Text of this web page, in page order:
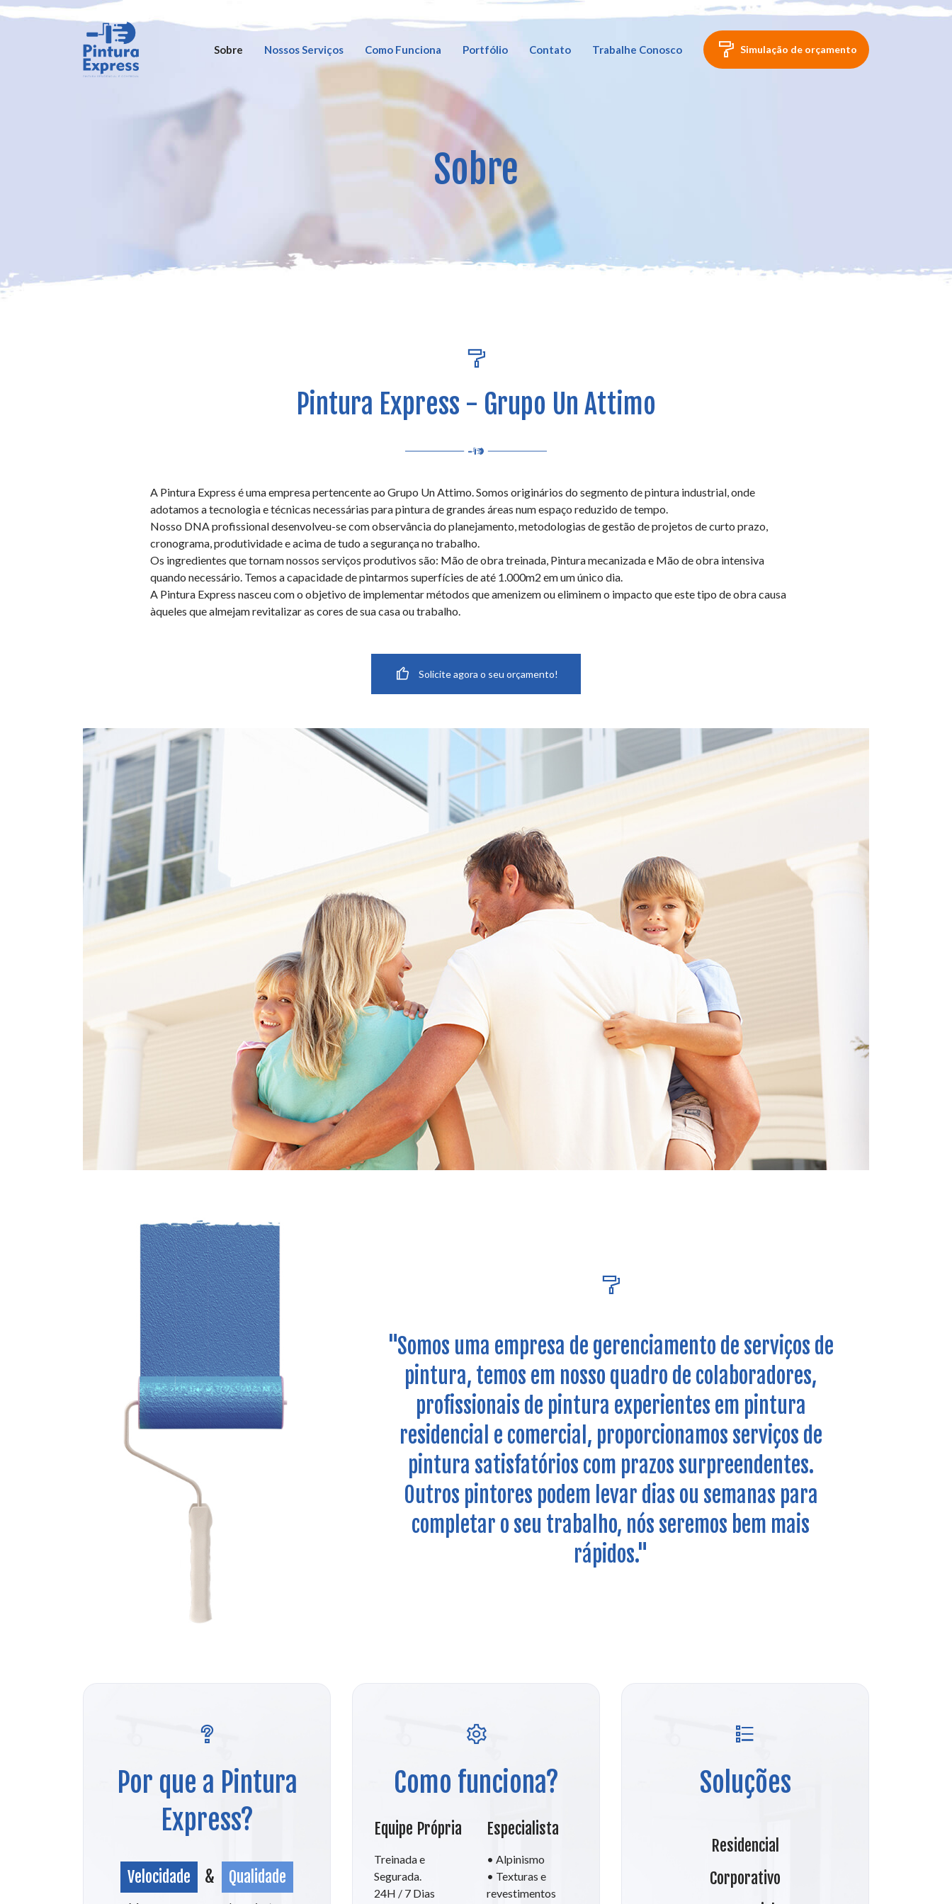
Sobre Nossos Serviços Como Funciona Portfólio Contato Trabalhe Conosco Simulação de orçamento
Sobre
Pintura Express - Grupo Un Attimo
A Pintura Express é uma empresa pertencente ao Grupo Un Attimo. Somos originários do segmento de pintura industrial, onde
adotamos a tecnologia e técnicas necessárias para pintura de grandes áreas num espaço reduzido de tempo.
Nosso DNA profissional desenvolveu-se com observância do planejamento, metodologias de gestão de projetos de curto prazo,
cronograma, produtividade e acima de tudo a segurança no trabalho.
Os ingredientes que tornam nossos serviços produtivos são: Mão de obra treinada, Pintura mecanizada e Mão de obra intensiva
quando necessário. Temos a capacidade de pintarmos superfícies de até 1.000m2 em um único dia.
A Pintura Express nasceu com o objetivo de implementar métodos que amenizem ou eliminem o impacto que este tipo de obra causa
àqueles que almejam revitalizar as cores de sua casa ou trabalho.
Solicite agora o seu orçamento!
"Somos uma empresa de gerenciamento de serviços de
pintura, temos em nosso quadro de colaboradores,
profissionais de pintura experientes em pintura
residencial e comercial, proporcionamos serviços de
pintura satisfatórios com prazos surpreendentes.
Outros pintores podem levar dias ou semanas para
completar o seu trabalho, nós seremos bem mais
rápidos."
Por que a Pintura
Express?
Velocidade & Qualidade
Como funciona?
Equipe Própria
Treinada e
Segurada.
24H / 7 Dias
Especialista
• Alpinismo
• Texturas e
revestimentos
Soluções
Residencial
Corporativo